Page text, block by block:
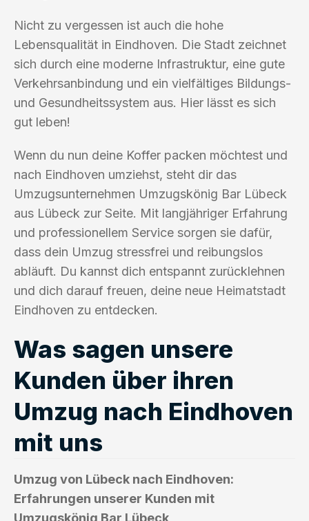
Nicht zu vergessen ist auch die hohe
Lebensqualität in Eindhoven. Die Stadt zeichnet
sich durch eine moderne Infrastruktur, eine gute
Verkehrsanbindung und ein vielfältiges Bildungs-
und Gesundheitssystem aus. Hier lässt es sich
gut leben!
Wenn du nun deine Koffer packen möchtest und
nach Eindhoven umziehst, steht dir das
Umzugsunternehmen Umzugskönig Bar Lübeck
aus Lübeck zur Seite. Mit langjähriger Erfahrung
und professionellem Service sorgen sie dafür,
dass dein Umzug stressfrei und reibungslos
abläuft. Du kannst dich entspannt zurücklehnen
und dich darauf freuen, deine neue Heimatstadt
Eindhoven zu entdecken.
Was sagen unsere
Kunden über ihren
Umzug nach Eindhoven
mit uns
Umzug von Lübeck nach Eindhoven:
Erfahrungen unserer Kunden mit
Umzugskönig Bar Lübeck